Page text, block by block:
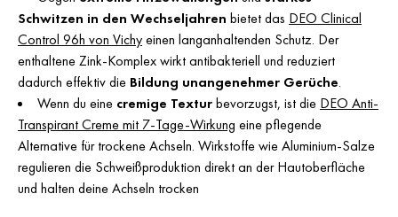
Schwitzen in den Wechseljahren bietet das DEO Clinical
Control 96h von Vichyeinen langanhaltenden Schutz. Der
enthaltene Zink-Komplex wirkt antibakteriell und reduziert
dadurch effektiv die Bildung unangenehmer Gerüche.
Wenn du eine cremige Texturbevorzugst, ist die DEO Anti-
Transpirant Creme mit 7-Tage-Wirkung eine pflegende
Alternative für trockene Achseln. Wirkstoffe wie Aluminium-Salze
regulieren die Schweißproduktion direkt an der Hautoberfläche
und halten deine Achseln trocken